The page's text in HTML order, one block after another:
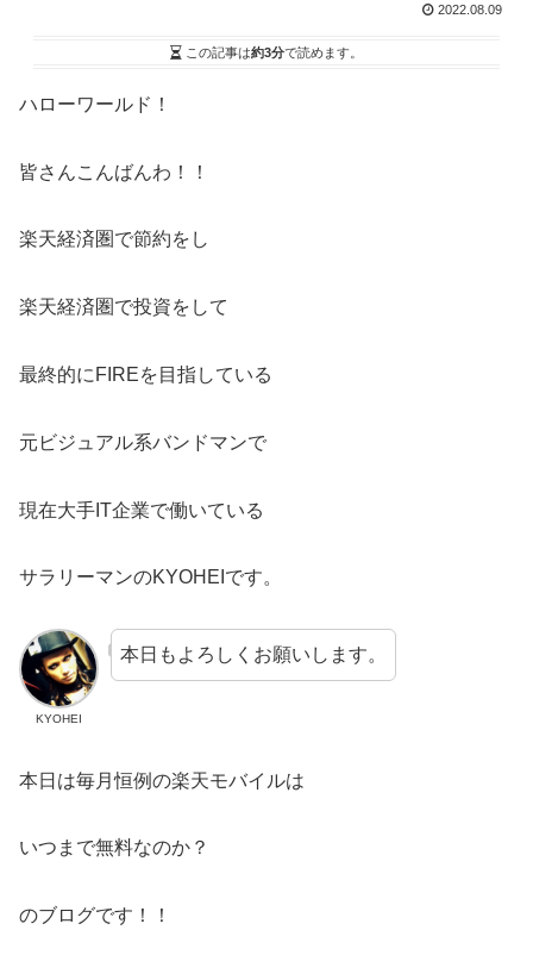
2022.08.09
この記事は約3分で読めます。
ハローワールド！
皆さんこんばんわ！！
楽天経済圏で節約をし
楽天経済圏で投資をして
最終的にFIREを目指している
元ビジュアル系バンドマンで
現在大手IT企業で働いている
サラリーマンのKYOHEIです。
KYOHEI
本日もよろしくお願いします。
本日は毎月恒例の楽天モバイルは
いつまで無料なのか？
のブログです！！